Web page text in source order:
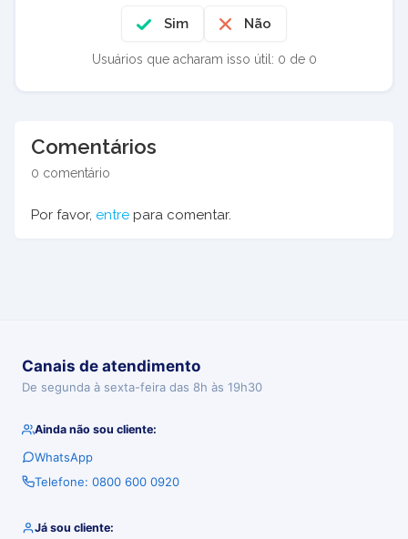
Sim Não
Usuários que acharam isso útil: 0 de 0
Comentários
0 comentário
Por favor, entre para comentar.
Canais de atendimento
De segunda à sexta-feira das 8h às 19h30
Ainda não sou cliente:
WhatsApp
Telefone: 0800 600 0920
Já sou cliente: